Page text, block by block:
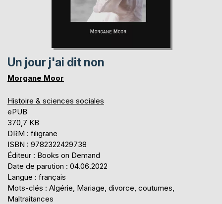
Un jour j'ai dit non
Morgane Moor
Histoire & sciences sociales
ePUB
370,7 KB
DRM : filigrane
ISBN : 9782322429738
Éditeur : Books on Demand
Date de parution : 04.06.2022
Langue : français
Mots-clés : Algérie, Mariage, divorce, coutumes,
Maltraitances